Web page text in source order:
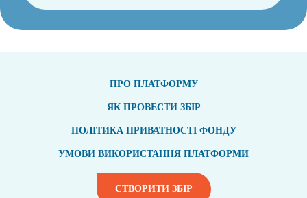
ПРО ПЛАТФОРМУ
ЯК ПРОВЕСТИ ЗБІР
ПОЛІТИКА ПРИВАТНОСТІ ФОНДУ
УМОВИ ВИКОРИСТАННЯ ПЛАТФОРМИ
СТВОРИТИ ЗБІР